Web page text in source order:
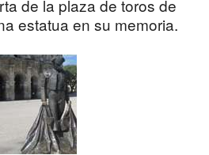
de la plaza de toros de
estatua en su memoria.